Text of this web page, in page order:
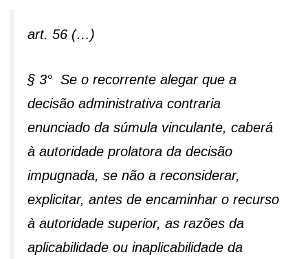
art. 56 (…)
§ 3° Se o recorrente alegar que a
decisão administrativa contraria
enunciado da súmula vinculante, caberá
à autoridade prolatora da decisão
impugnada, se não a reconsiderar,
explicitar, antes de encaminhar o recurso
à autoridade superior, as razões da
aplicabilidade ou inaplicabilidade da